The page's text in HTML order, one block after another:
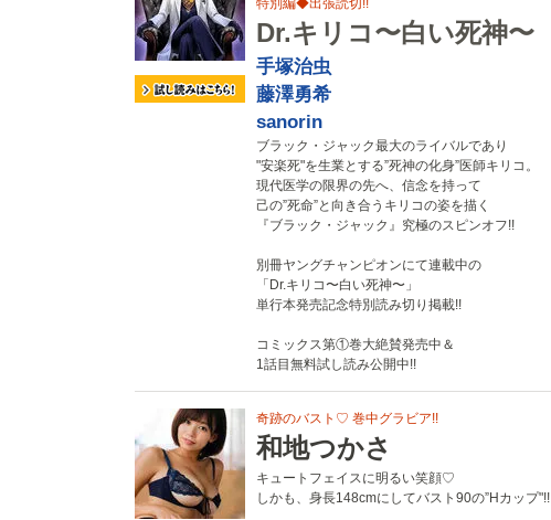
特別編◆出張読切!!
Dr.キリコ〜白い死神〜
手塚治虫
藤澤勇希
sanorin
ブラック・ジャック最大のライバルであり
"安楽死"を生業とする”死神の化身”医師キリコ。
現代医学の限界の先へ、信念を持って
己の”死命”と向き合うキリコの姿を描く
『ブラック・ジャック』究極のスピンオフ!!
別冊ヤングチャンピオンにて連載中の
「Dr.キリコ〜白い死神〜」
単行本発売記念特別読み切り掲載!!
コミックス第①巻大絶賛発売中＆
1話目無料試し読み公開中!!
奇跡のバスト♡ 巻中グラビア!!
和地つかさ
キュートフェイスに明るい笑顔♡
しかも、身長148cmにしてバスト90の”Hカップ"!!